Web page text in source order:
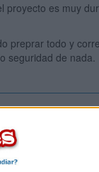
es muy
preprar todo y
seguridad de nada.
Inicia